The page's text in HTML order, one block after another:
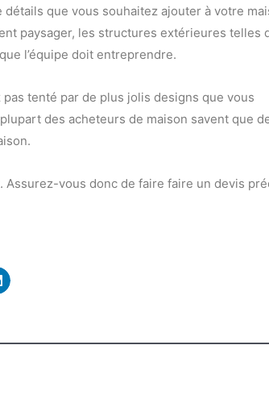
que vous souhaitez ajouter à votre
paysager, les structures extérieures telles
l’équipe doit entreprendre.
tenté par de plus jolis designs que vous
des acheteurs de maison savent que
vous donc de faire faire un devis